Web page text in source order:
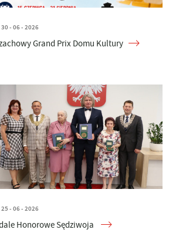
30 - 06 - 2026
Grand Prix Domu Kultury
25 - 06 - 2026
Honorowe Sędziwoja